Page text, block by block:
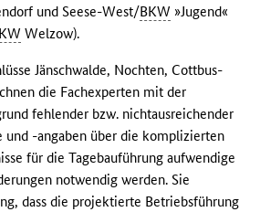
und Seese-West/BKW »Jugend«
Welzow).
Jänschwalde, Nochten, Cottbus-
die Fachexperten mit der
fehlender bzw. nichtausreichender
und -angaben über die komplizierten
für die Tagebauführung aufwendige
notwendig werden. Sie
dass die projektierte Betriebsführung